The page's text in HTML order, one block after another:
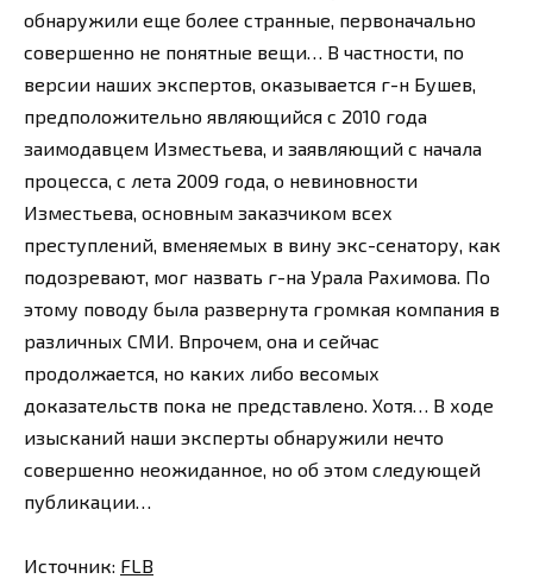
обнаружили еще более странные, первоначально
совершенно не понятные вещи… В частности, по
версии наших экспертов, оказывается г-н Бушев,
предположительно являющийся с 2010 года
заимодавцем Изместьева, и заявляющий с начала
процесса, с лета 2009 года, о невиновности
Изместьева, основным заказчиком всех
преступлений, вменяемых в вину экс-сенатору, как
подозревают, мог назвать г-на Урала Рахимова. По
этому поводу была развернута громкая компания в
различных СМИ. Впрочем, она и сейчас
продолжается, но каких либо весомых
доказательств пока не представлено. Хотя… В ходе
изысканий наши эксперты обнаружили нечто
совершенно неожиданное, но об этом следующей
публикации…
Источник: FLB